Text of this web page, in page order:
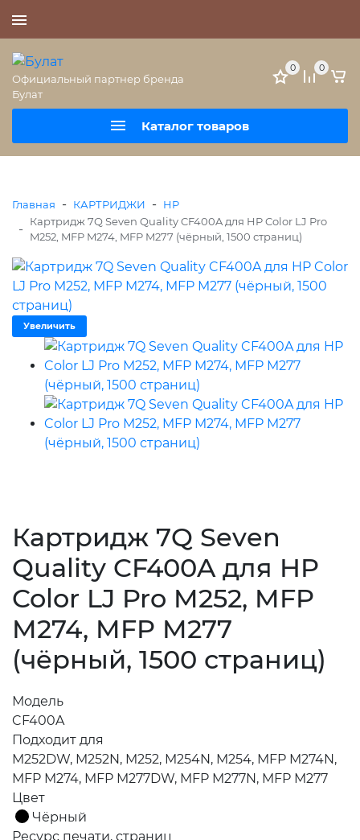
Официальный партнер бренда
Булат
Каталог товаров
0 0
Главная - КАРТРИДЖИ - HP
-
Картридж 7Q Seven Quality CF400A для HP Color LJ Pro
M252, MFP M274, MFP M277 (чёрный, 1500 страниц)
Увеличить
Картридж 7Q Seven
Quality CF400A для HP
Color LJ Pro M252, MFP
M274, MFP M277
(чёрный, 1500 страниц)
Модель
CF400A
Подходит для
M252DW, M252N, M252, M254N, M254, MFP M274N,
MFP M274, MFP M277DW, MFP M277N, MFP M277
Цвет
Чёрный
Ресурс печати, страниц